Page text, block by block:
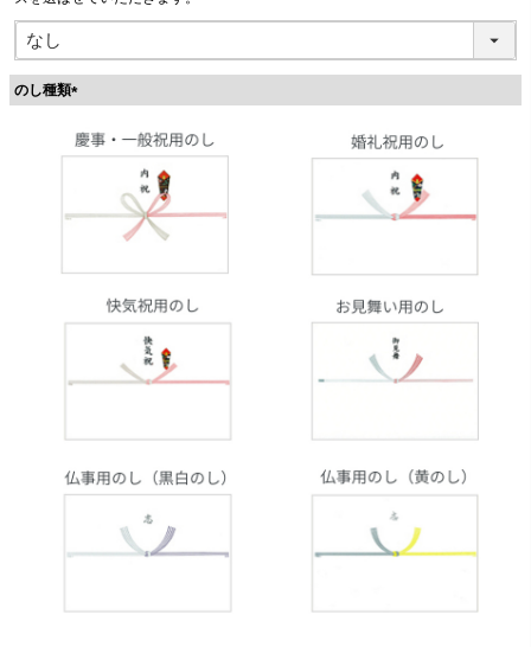
)
のし種類
必
須